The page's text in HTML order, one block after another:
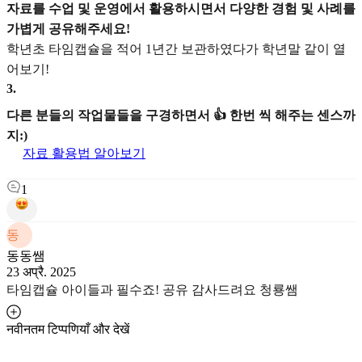
자료를 수업 및 운영에서 활용하시면서 다양한 경험 및 사례를
가볍게 공유해주세요!
학년초 타임캡슐을 적어 1년간 보관하였다가 학년말 같이 열
어보기!
3.
다른 분들의 작업물들을 구경하면서 👍 한번 씩 해주는 센스까
지:)
자료 활용법 알아보기
1
동
동동쌤
23 अप्रै. 2025
타임캡슐 아이들과 필수죠! 공유 감사드려요 청룡쌤
नवीनतम टिप्पणियाँ और देखें